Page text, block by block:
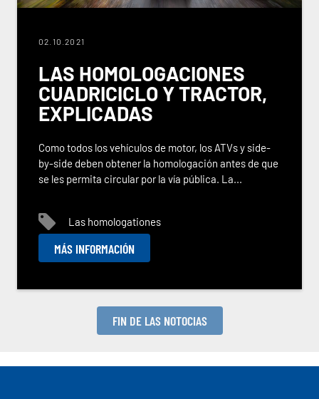
02.10.2021
LAS HOMOLOGACIONES
CUADRICICLO Y TRACTOR,
EXPLICADAS
Como todos los vehículos de motor, los ATVs y side-
by-side deben obtener la homologación antes de que
se les permita circular por la vía pública. La...
Las homologationes
MÁS INFORMACIÓN
FIN DE LAS NOTOCIAS